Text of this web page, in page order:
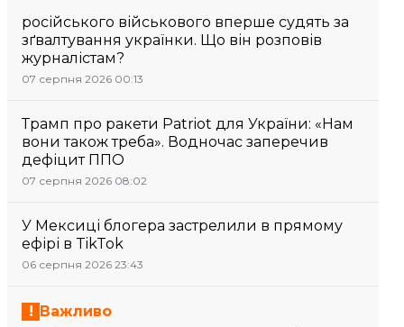
російського військового вперше судять за
зґвалтування українки. Що він розповів
журналістам?
07 серпня 2026 00:13
Трамп про ракети Patriot для України: «Нам
вони також треба». Водночас заперечив
дефіцит ППО
07 серпня 2026 08:02
У Мексиці блогера застрелили в прямому
ефірі в TikTok
06 серпня 2026 23:43
Важливо